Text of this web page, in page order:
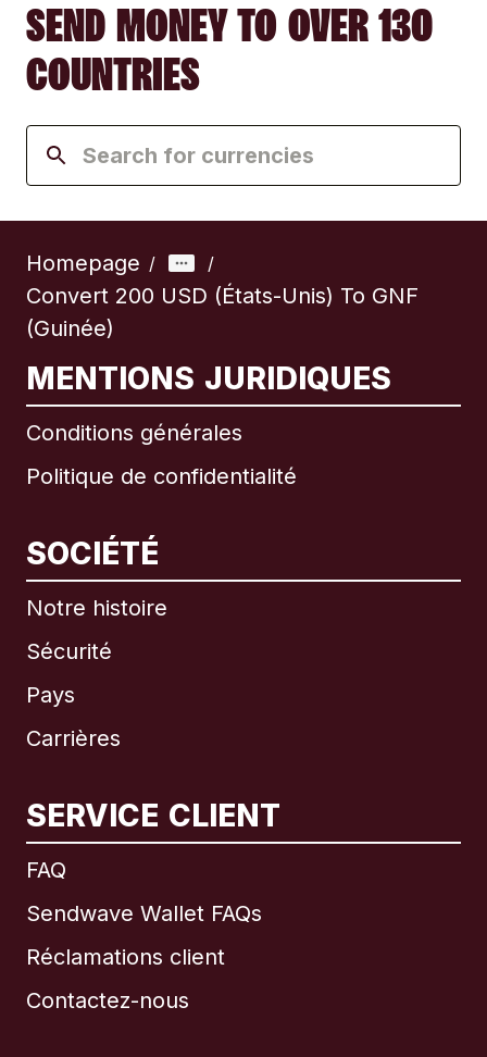
SEND MONEY TO OVER 130
COUNTRIES
Homepage / /
Convert 200 USD (États-Unis) To GNF
(Guinée)
MENTIONS JURIDIQUES
Conditions générales
Politique de confidentialité
SOCIÉTÉ
Notre histoire
Sécurité
Pays
Carrières
SERVICE CLIENT
FAQ
Sendwave Wallet FAQs
Réclamations client
Contactez-nous
International English
Brésil